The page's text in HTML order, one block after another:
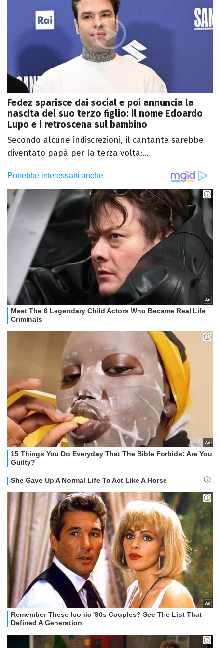
Fedez sparisce dai social e poi annuncia la
nascita del suo terzo figlio: il nome Edoardo
Lupo e i retroscena sul bambino
Secondo alcune indiscrezioni, il cantante sarebbe
diventato papà per la terza volta:...